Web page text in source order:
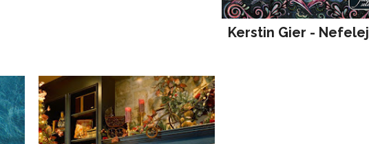
Kerstin Gier -